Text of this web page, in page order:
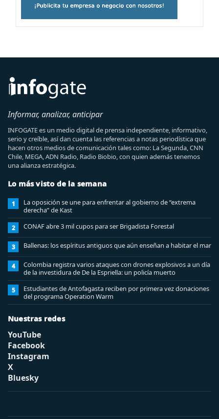
Informar, analizar, anticipar
INFOGATE es un medio digital de prensa independiente, informativo,
serio y creíble, así dan cuenta las referencias a notas periodística que
hacen otros medios de comunicación tales como: La Segunda, CNN
Chile, MEGA, ADN Radio, Radio Biobio, con quien además tenemos
una alianza estratégica.
Lo más visto de la semana
1
La oposición se une para enfrentar al gobierno de “extrema
derecha” de Kast
2 CONAF abre 3 mil cupos para ser Brigadista Forestal
3 Ballenas: los espíritus antiguos que aún enseñan a habitar el mar
4
Colombia registra varios ataques con drones explosivos a un día
de la investidura de De la Espriella: un policía muerto
5
Estudiantes de Antofagasta reciben por primera vez donaciones
del programa Operation Warm
Nuestras redes
YouTube
Facebook
Instagram
X
Bluesky